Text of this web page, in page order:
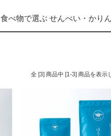
食べ物で選ぶ せんべい・かり
全 [3] 商品中 [1-3] 商品を表示